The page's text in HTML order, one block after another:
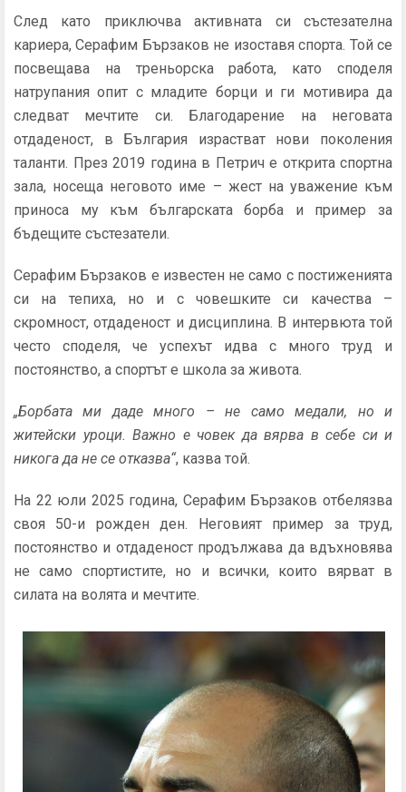
След като приключва активната си състезателна
кариера, Серафим Бързаков не изоставя спорта. Той се
посвещава на треньорска работа, като споделя
натрупания опит с младите борци и ги мотивира да
следват мечтите си. Благодарение на неговата
отдаденост, в България израстват нови поколения
таланти. През 2019 година в Петрич е открита спортна
зала, носеща неговото име – жест на уважение към
приноса му към българската борба и пример за
бъдещите състезатели.
Серафим Бързаков е известен не само с постиженията
си на тепиха, но и с човешките си качества –
скромност, отдаденост и дисциплина. В интервюта той
често споделя, че успехът идва с много труд и
постоянство, а спортът е школа за живота.
„Борбата ми даде много – не само медали, но и
житейски уроци. Важно е човек да вярва в себе си и
никога да не се отказва“, казва той.
На 22 юли 2025 година, Серафим Бързаков отбелязва
своя 50-и рожден ден. Неговият пример за труд,
постоянство и отдаденост продължава да вдъхновява
не само спортистите, но и всички, които вярват в
силата на волята и мечтите.